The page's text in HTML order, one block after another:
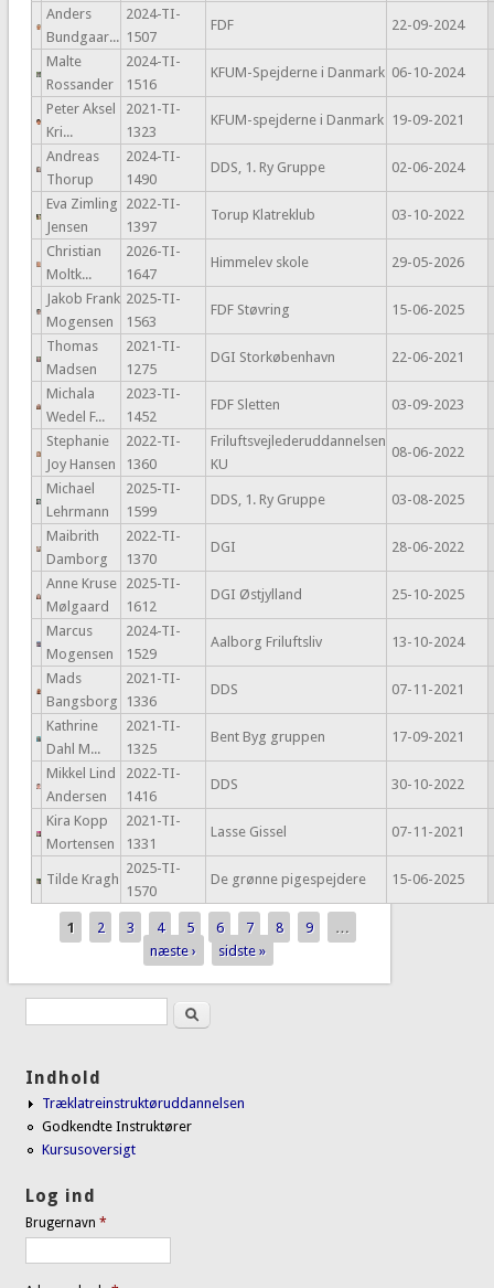
Anders
Bundgaar...
2024-TI-
1507
FDF 22-09-2024
Malte
Rossander
2024-TI-
1516
KFUM-Spejderne i Danmark 06-10-2024
Peter Aksel
Kri...
2021-TI-
1323
KFUM-spejderne i Danmark 19-09-2021
Andreas
Thorup
2024-TI-
1490
DDS, 1. Ry Gruppe 02-06-2024
Eva Zimling
Jensen
2022-TI-
1397
Torup Klatreklub 03-10-2022
Christian
Moltk...
2026-TI-
1647
Himmelev skole 29-05-2026
Jakob Frank
Mogensen
2025-TI-
1563
FDF Støvring 15-06-2025
Thomas
Madsen
2021-TI-
1275
DGI Storkøbenhavn 22-06-2021
Michala
Wedel F...
2023-TI-
1452
FDF Sletten 03-09-2023
Stephanie
Joy Hansen
2022-TI-
1360
Friluftsvejlederuddannelsen
KU
08-06-2022
Michael
Lehrmann
2025-TI-
1599
DDS, 1. Ry Gruppe 03-08-2025
Maibrith
Damborg
2022-TI-
1370
DGI 28-06-2022
Anne Kruse
Mølgaard
2025-TI-
1612
DGI Østjylland 25-10-2025
Marcus
Mogensen
2024-TI-
1529
Aalborg Friluftsliv 13-10-2024
Mads
Bangsborg
2021-TI-
1336
DDS 07-11-2021
Kathrine
Dahl M...
2021-TI-
1325
Bent Byg gruppen 17-09-2021
Mikkel Lind
Andersen
2022-TI-
1416
DDS 30-10-2022
Kira Kopp
Mortensen
2021-TI-
1331
Lasse Gissel 07-11-2021
Tilde Kragh
2025-TI-
1570
De grønne pigespejdere 15-06-2025
Sider
1 2 3 4 5 6 7 8 9
…
næste ›
sidste »
Søgefelt Søg
Indhold
Træklatreinstruktøruddannelsen
Godkendte Instruktører
Kursusoversigt
Log ind
Brugernavn*